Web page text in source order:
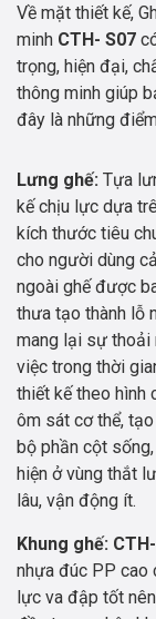
Về mặt thiết kế,
minh CTH- S07
trọng, hiện đại,
thông minh giúp
đây là những
Lưng ghế: Tựa
kế chịu lực dựa
kích thước tiêu
cho người dùng
ngoài ghế được
thưa tạo thành lỗ
mang lại sự thoải
việc trong thời
thiết kế theo hình
ôm sát cơ thể,
bộ phần cột
hiện ở vùng thắt
lâu, vận động ít.
Khung ghế:
nhựa đúc PP cao
lực va đập tốt